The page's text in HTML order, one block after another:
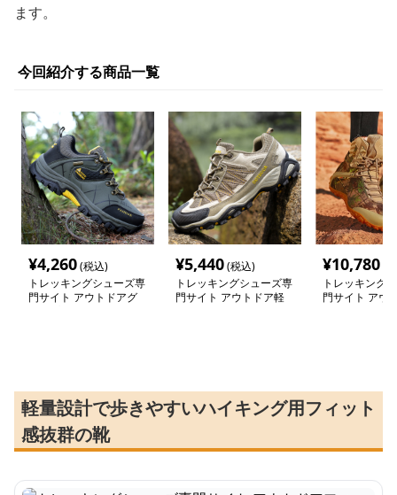
ます。
今回紹介する商品一覧
¥4,260(税込)
トレッキングシューズ専
門サイト アウトドアグ
¥5,440(税込)
トレッキングシューズ専
門サイト アウトドア軽
¥10,780
トレッキング
門サイト アウ
軽量設計で歩きやすいハイキング用フィット
感抜群の靴